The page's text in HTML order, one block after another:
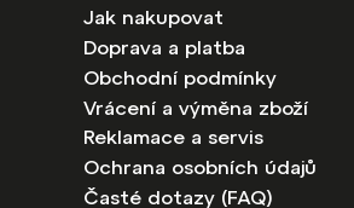
Jak nakupovat
Doprava a platba
Obchodní podmínky
Vrácení a výměna zboží
Reklamace a servis
Ochrana osobních údajů
Časté dotazy (FAQ)